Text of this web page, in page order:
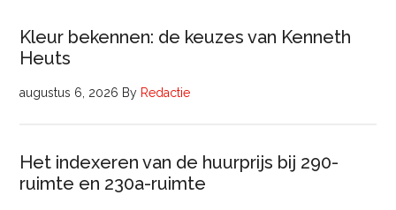
Kleur bekennen: de keuzes van Kenneth
Heuts
augustus 6, 2026 By Redactie
Het indexeren van de huurprijs bij 290-
ruimte en 230a-ruimte